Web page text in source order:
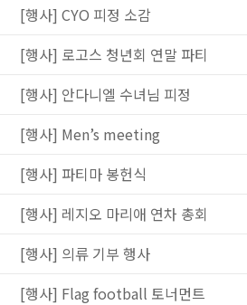
[행사] CYO 피정 소감
[행사] 로고스 청년회 연말 파티
[행사] 안다니엘 수녀님 피정
[행사] Men’s meeting
[행사] 파티마 봉헌식
[행사] 레지오 마리애 연차 총회
[행사] 의류 기부 행사
[행사] Flag football 토너먼트